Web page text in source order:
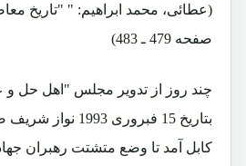
(عطائی، محمد ابراهیم: " "تاریخ
صفحه 479 ـ 483)
چند روز از تدویر مجلس "اهل حل و
بتاریخ 15 فبروری
کابل آمد تا وضع متشتت رهبران